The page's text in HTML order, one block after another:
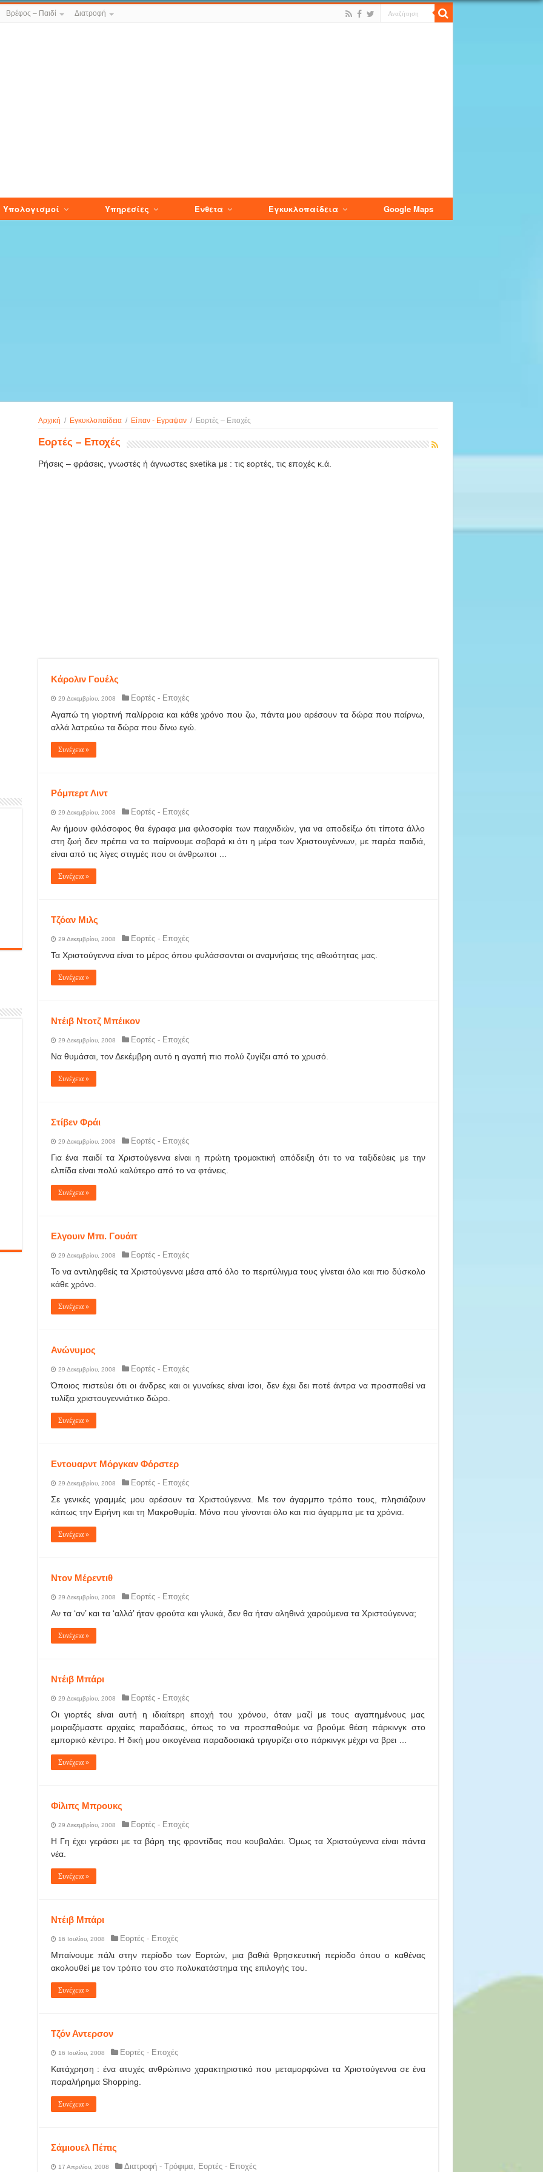
Βρέφος – Παιδί Διατροφή
Υπολογισμοί Υπηρεσίες Ενθετα Εγκυκλοπαίδεια Google Maps
Αρχική / Εγκυκλοπαίδεια / Είπαν - Εγραψαν / Εορτές – Εποχές
Εορτές – Εποχές
Ρήσεις – φράσεις, γνωστές ή άγνωστες sxetika με : τις εορτές, τις εποχές κ.ά.
Κάρολιν Γουέλς
29 Δεκεμβρίου, 2008 Εορτές - Εποχές
Αγαπώ τη γιορτινή παλίρροια και κάθε χρόνο που ζω, πάντα μου αρέσουν τα δώρα που παίρνω,
αλλά λατρεύω τα δώρα που δίνω εγώ.
Συνέχεια »
Ρόμπερτ Λιντ
29 Δεκεμβρίου, 2008 Εορτές - Εποχές
Αν ήμουν φιλόσοφος θα έγραφα μια φιλοσοφία των παιχνιδιών, για να αποδείξω ότι τίποτα άλλο
στη ζωή δεν πρέπει να το παίρνουμε σοβαρά κι ότι η μέρα των Χριστουγέννων, με παρέα παιδιά,
είναι από τις λίγες στιγμές που οι άνθρωποι …
Συνέχεια »
Τζόαν Μιλς
29 Δεκεμβρίου, 2008 Εορτές - Εποχές
Τα Χριστούγεννα είναι το μέρος όπου φυλάσσονται οι αναμνήσεις της αθωότητας μας.
Συνέχεια »
Ντέιβ Ντοτζ Μπέικον
29 Δεκεμβρίου, 2008 Εορτές - Εποχές
Να θυμάσαι, τον Δεκέμβρη αυτό η αγαπή πιο πολύ ζυγίζει από το χρυσό.
Συνέχεια »
Στίβεν Φράι
29 Δεκεμβρίου, 2008 Εορτές - Εποχές
Για ένα παιδί τα Χριστούγεννα είναι η πρώτη τρομακτική απόδειξη ότι το να ταξιδεύεις με την
ελπίδα είναι πολύ καλύτερο από το να φτάνεις.
Συνέχεια »
Ελγουιν Μπι. Γουάιτ
29 Δεκεμβρίου, 2008 Εορτές - Εποχές
Το να αντιληφθείς τα Χριστούγεννα μέσα από όλο το περιτύλιγμα τους γίνεται όλο και πιο δύσκολο
κάθε χρόνο.
Συνέχεια »
Ανώνυμος
29 Δεκεμβρίου, 2008 Εορτές - Εποχές
Όποιος πιστεύει ότι οι άνδρες και οι γυναίκες είναι ίσοι, δεν έχει δει ποτέ άντρα να προσπαθεί να
τυλίξει χριστουγεννιάτικο δώρο.
Συνέχεια »
Εντουαρντ Μόργκαν Φόρστερ
29 Δεκεμβρίου, 2008 Εορτές - Εποχές
Σε γενικές γραμμές μου αρέσουν τα Χριστούγεννα. Με τον άγαρμπο τρόπο τους, πλησιάζουν
κάπως την Ειρήνη και τη Μακροθυμία. Μόνο που γίνονται όλο και πιο άγαρμπα με τα χρόνια.
Συνέχεια »
Ντον Μέρεντιθ
29 Δεκεμβρίου, 2008 Εορτές - Εποχές
Αν τα ‘αν’ και τα ‘αλλά’ ήταν φρούτα και γλυκά, δεν θα ήταν αληθινά χαρούμενα τα Χριστούγεννα;
Συνέχεια »
Ντέιβ Μπάρι
29 Δεκεμβρίου, 2008 Εορτές - Εποχές
Οι γιορτές είναι αυτή η ιδιαίτερη εποχή του χρόνου, όταν μαζί με τους αγαπημένους μας
μοιραζόμαστε αρχαίες παραδόσεις, όπως το να προσπαθούμε να βρούμε θέση πάρκινγκ στο
εμπορικό κέντρο. Η δική μου οικογένεια παραδοσιακά τριγυρίζει στο πάρκινγκ μέχρι να βρει …
Συνέχεια »
Φίλιπς Μπρουκς
29 Δεκεμβρίου, 2008 Εορτές - Εποχές
Η Γη έχει γεράσει με τα βάρη της φροντίδας που κουβαλάει. Όμως τα Χριστούγεννα είναι πάντα
νέα.
Συνέχεια »
Ντέιβ Μπάρι
16 Ιουλίου, 2008 Εορτές - Εποχές
Μπαίνουμε πάλι στην περίοδο των Εορτών, μια βαθιά θρησκευτική περίοδο όπου ο καθένας
ακολουθεί με τον τρόπο του στο πολυκατάστημα της επιλογής του.
Συνέχεια »
Τζόν Αντερσον
16 Ιουλίου, 2008 Εορτές - Εποχές
Κατάχρηση : ένα ατυχές ανθρώπινο χαρακτηριστικό που μεταμορφώνει τα Χριστούγεννα σε ένα
παραλήρημα Shopping.
Συνέχεια »
Σάμιουελ Πέπις
17 Απριλίου, 2008 Διατροφή - Τρόφιμα, Εορτές - Εποχές